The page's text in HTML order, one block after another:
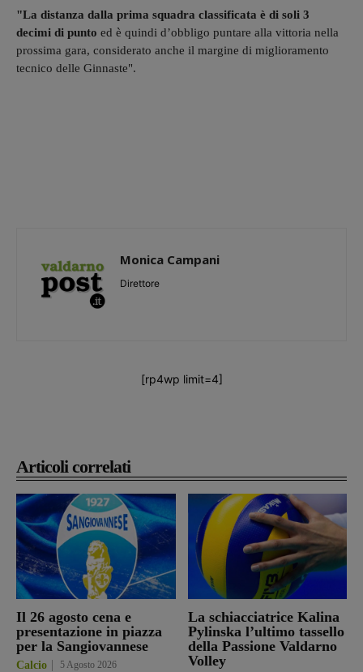
Articoli correlati
Il 26 agosto cena e
presentazione in piazza
per la Sangiovannese
Calcio 5 Agosto 2026
La schiacciatrice Kalina
Pylinska l’ultimo tassello
della Passione Valdarno
Volley
"La distanza dalla prima squadra classificata è di soli 3
decimi di punto ed è quindi d’obbligo puntare alla vittoria nella
prossima gara, considerato anche il margine di miglioramento
tecnico delle Ginnaste".
Monica Campani
Direttore
[rp4wp limit=4]